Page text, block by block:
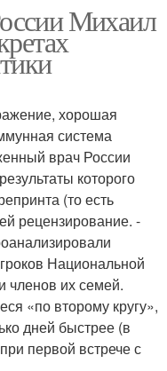
Михаил
хорошая
система
врач России
которого
(то есть
рецензирование. -
Национальной
членов их семей.
«по второму кругу»,
дней быстрее (в
первой встрече с